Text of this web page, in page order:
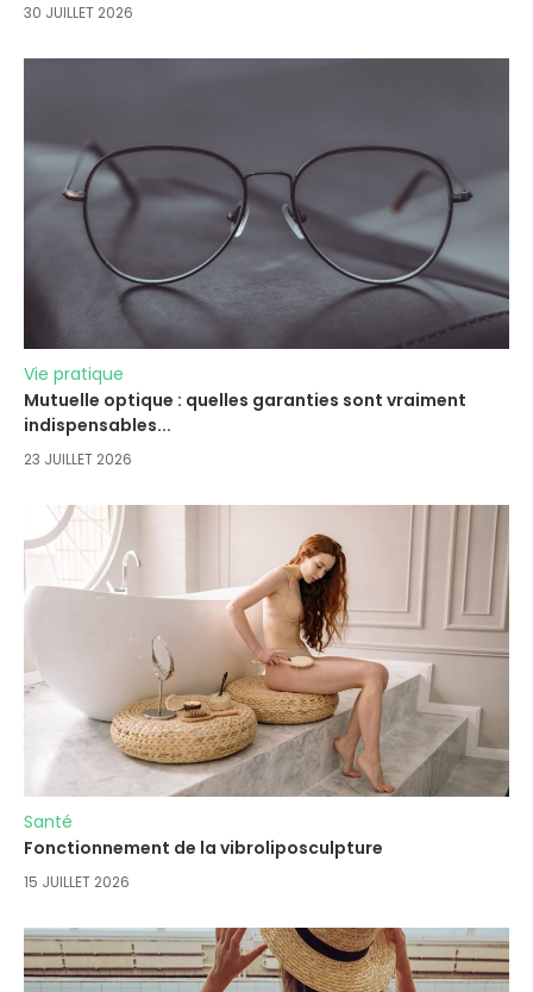
30 JUILLET 2026
Vie pratique
Mutuelle optique : quelles garanties sont vraiment
indispensables...
23 JUILLET 2026
Santé
Fonctionnement de la vibroliposculpture
15 JUILLET 2026